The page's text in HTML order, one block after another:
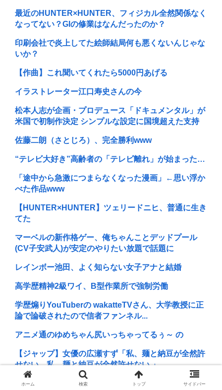
最近のHUNTER×HUNTER、フィジカル全然関係なく
なってない？GIの修業はなんだったのか？
印刷会社で炎上してた絵師結局何も悪くないんじゃな
いか？
【作曲】これ聞いてくれたら5000円あげる
イラストレーター江口寿史さんの今
松本人志が企画・プロデュース「ドキュメンタル」が
米国で初制作決定 シンプルな設定に国境超えた支持
佐藤二朗（さとじろ）、完全勝利www
“テレビ大好き”高齢者の「テレビ離れ」が始まった…
「途中から急激につまらなくなった漫画」←思い浮か
べた作品www
【HUNTER×HUNTER】ツェリードニヒ、普通に生き
てた
マーベルの新作格ゲー、俺ちゃんことデッドプール
(CV子安武人)が安定のやりたい放題で話題に
レインボー池田、よく知らない女子アナと結婚
高学歴精神2級ワイ、B型作業所で強制労働
学歴煽りYouTuberの wakatteTVさん、大学教授に正
論で論破されたので信者ファンネル...
アニメ通のゆめちゃん尻いっちゃってるぅ～ の
【ジャップ】女優の広瀬すず「私、麺と納豆が全然許
せない。私、麺と納豆が全然許せない 」
北斗晶、北海道大学生暴行死で無期懲役判決に 「若年
ホーム 検索 トップ サイドバー